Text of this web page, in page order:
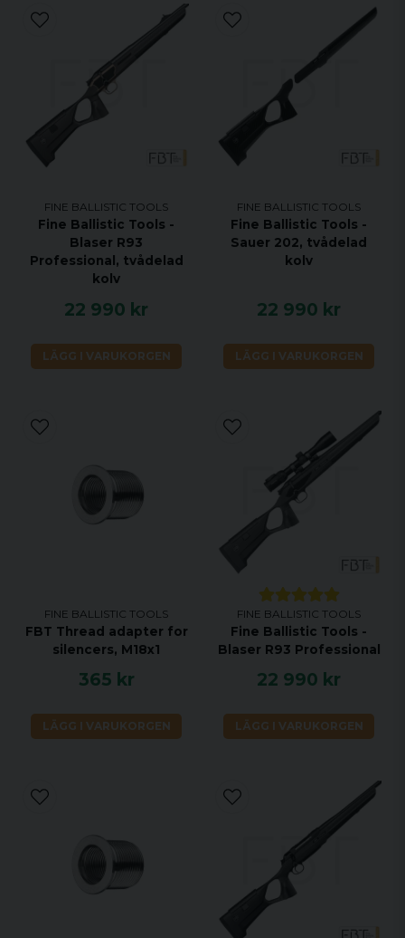
FINE BALLISTIC TOOLS
Fine Ballistic Tools -
Blaser R93
Professional, tvådelad
kolv
22 990 kr
LÄGG I VARUKORGEN
FINE BALLISTIC TOOLS
Fine Ballistic Tools -
Sauer 202, tvådelad
kolv
22 990 kr
LÄGG I VARUKORGEN
FINE BALLISTIC TOOLS
FBT Thread adapter for
silencers, M18x1
365 kr
LÄGG I VARUKORGEN
FINE BALLISTIC TOOLS
Fine Ballistic Tools -
Blaser R93 Professional
22 990 kr
LÄGG I VARUKORGEN